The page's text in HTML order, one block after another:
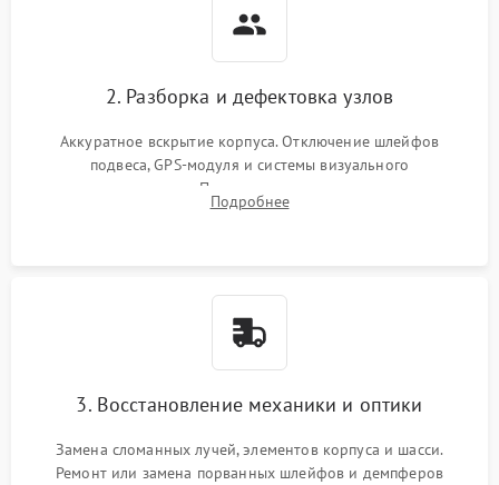
2. Разборка и дефектовка узлов
Аккуратное вскрытие корпуса. Отключение шлейфов
подвеса, GPS-модуля и системы визуального
позиционирования. Проверка полетного контроллера,
регуляторов оборотов (ESC) и бесколлекторных моторов на
Подробнее
3. Восстановление механики и оптики
Замена сломанных лучей, элементов корпуса и шасси.
Ремонт или замена порванных шлейфов и демпферов